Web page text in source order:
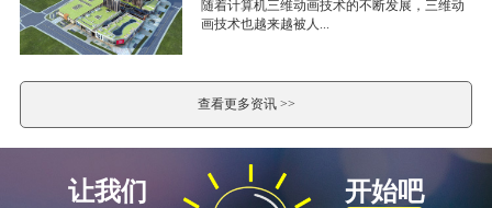
随着计算机三维动画技术的不断发展，三维动
画技术也越来越被人...
查看更多资讯 >>
让我们 开始吧